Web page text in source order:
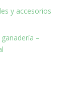
y accesorios
–